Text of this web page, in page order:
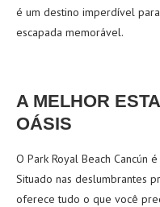
é um destino imperdível
escapada memorável.
A MELHOR
OÁSIS
O Park Royal Beach Cancún
Situado nas deslumbrantes
oferece tudo o que você